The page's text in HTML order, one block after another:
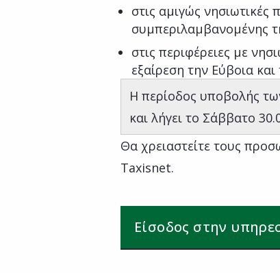
στις αμιγώς νησιωτικές
συμπεριλαμβανομένης
στις περιφέρειες με
εξαίρεση την Εύβοια
Η περίοδος υποβολής
και λήγει το Σάββατο
Θα χρειαστείτε τους
Taxisnet.
Είσοδος στην